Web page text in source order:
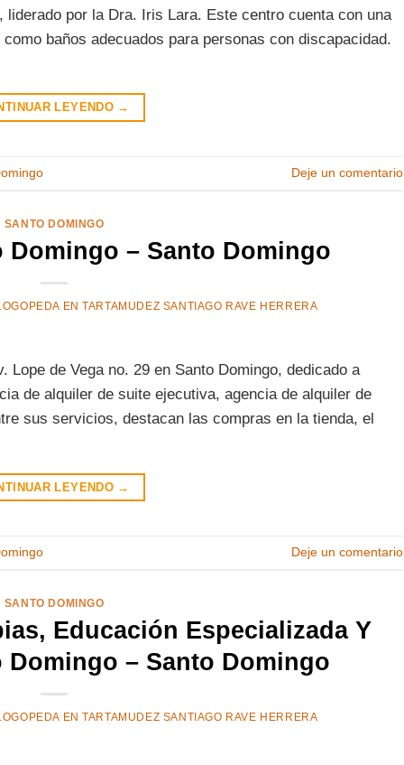
por la Dra. Iris Lara. Este centro cuenta con una
baños adecuados para personas con discapacidad.
LEYENDO →
Deje un comentario
SANTO DOMINGO
Domingo – Santo Domingo
EN TARTAMUDEZ SANTIAGO RAVE HERRERA
Lope de Vega no. 29 en Santo Domingo, dedicado a
de alquiler de suite ejecutiva, agencia de alquiler de
sus servicios, destacan las compras en la tienda, el
LEYENDO →
Deje un comentario
SANTO DOMINGO
Educación Especializada Y
Domingo – Santo Domingo
EN TARTAMUDEZ SANTIAGO RAVE HERRERA